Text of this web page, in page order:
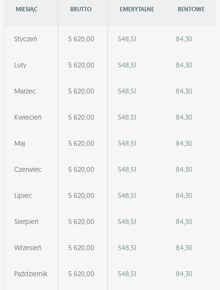
MIESIĄC BRUTTO EMERYTALNE RENTOWE
Styczeń 5 620,00 548,51 84,30
Luty 5 620,00 548,51 84,30
Marzec 5 620,00 548,51 84,30
Kwiecień 5 620,00 548,51 84,30
Maj 5 620,00 548,51 84,30
Czerwiec 5 620,00 548,51 84,30
Lipiec 5 620,00 548,51 84,30
Sierpień 5 620,00 548,51 84,30
Wrzesień 5 620,00 548,51 84,30
Październik 5 620,00 548,51 84,30